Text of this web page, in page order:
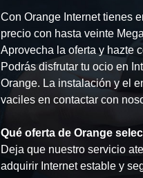
Con Orange Internet tienes
precio con hasta veinte
Aprovecha la oferta y hazte
Podrás disfrutar tu ocio en
Orange. La instalación y el
vaciles en contactar con
Qué oferta de Orange
Deja que nuestro servicio
adquirir Internet estable y